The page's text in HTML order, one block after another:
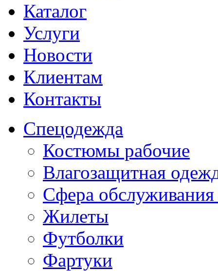
Каталог
Услуги
Новости
Клиентам
Контакты
Спецодежда
Костюмы рабочие
Влагозащитная
Сфера
Жилеты
Футболки
Фартуки